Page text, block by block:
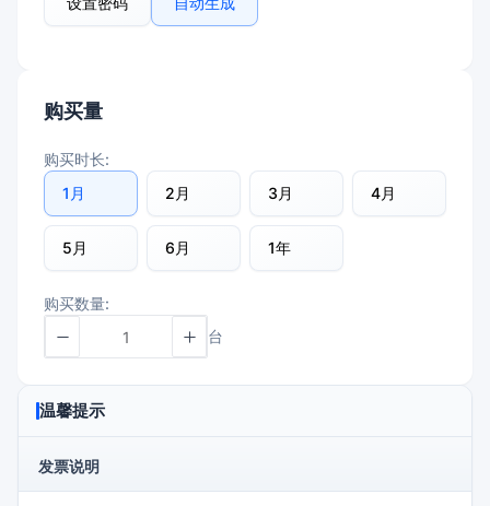
购买量
购买时长:
1月
2月 3月 4月
5月 6月 1年
购买数量:
台
温馨提示
发票说明